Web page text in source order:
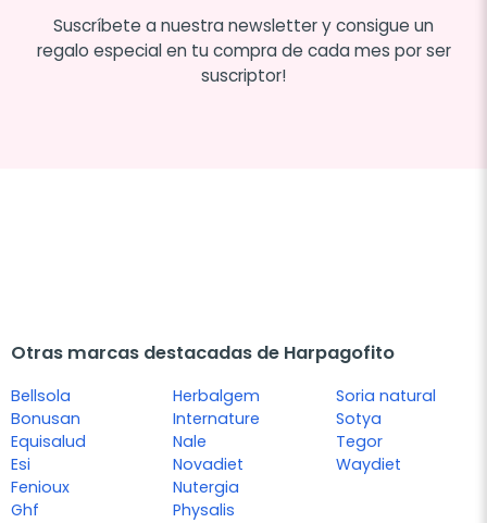
Suscríbete a nuestra newsletter y consigue un
regalo especial en tu compra de cada mes por ser
suscriptor!
Otras marcas destacadas de Harpagofito
Bellsola
Bonusan
Equisalud
Esi
Fenioux
Ghf
Herbalgem
Internature
Nale
Novadiet
Nutergia
Physalis
Soria natural
Sotya
Tegor
Waydiet